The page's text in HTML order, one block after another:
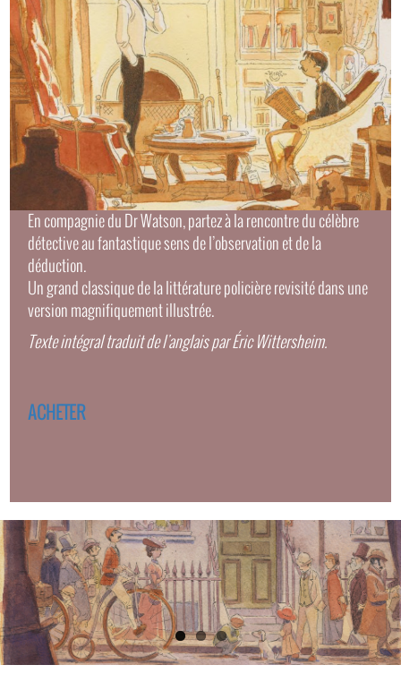
En compagnie du Dr Watson, partez à la rencontre du célèbre
détective au fantastique sens de l’observation et de la
déduction.
Un grand classique de la littérature policière revisité dans une
version magnifiquement illustrée.
Texte intégral traduit de l'anglais par Éric Wittersheim.
ACHETER
Images
Slide